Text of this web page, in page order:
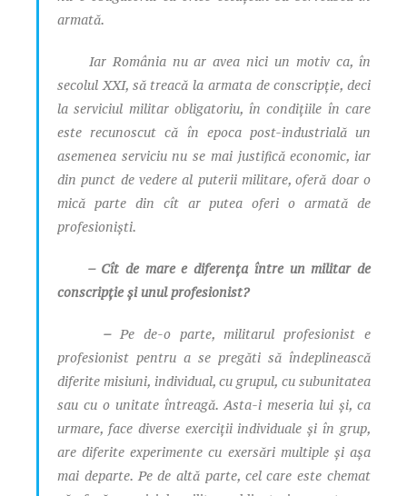
armată.
Iar România nu ar avea nici un motiv ca, în
secolul XXI, să treacă la armata de conscripție, deci
la serviciul militar obligatoriu, în condițiile în care
este recunoscut că în epoca post-industrială un
asemenea serviciu nu se mai justifică economic, iar
din punct de vedere al puterii militare, oferă doar o
mică parte din cît ar putea oferi o armată de
profesioniști.
– Cît de mare e diferența între un militar de
conscripție și unul profesionist?
–Pe de-o parte, militarul profesionist e
profesionist pentru a se pregăti să îndeplinească
diferite misiuni, individual, cu grupul, cu subunitatea
sau cu o unitate întreagă. Asta-i meseria lui și, ca
urmare, face diverse exerciții individuale și în grup,
are diferite experimente cu exersări multiple și așa
mai departe. Pe de altă parte, cel care este chemat